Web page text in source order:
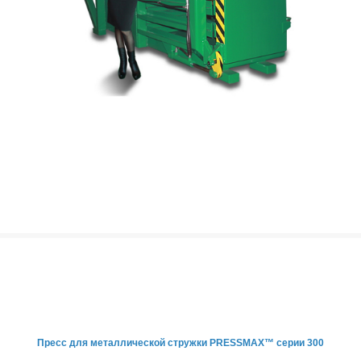
Пресс для металлической стружки PRESSMAX™ серии 300